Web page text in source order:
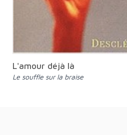
L'amour déjà là
Le souffle sur la braise